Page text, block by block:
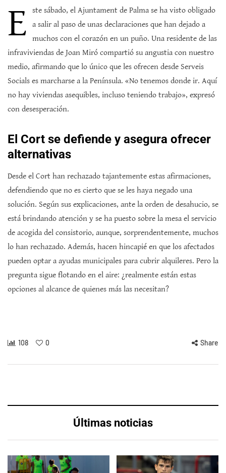
E
ste sábado, el Ajuntament de Palma se ha visto obligado
a salir al paso de unas declaraciones que han dejado a
muchos con el corazón en un puño. Una residente de las
infraviviendas de Joan Miró compartió su angustia con nuestro
medio, afirmando que lo único que les ofrecen desde Serveis
Socials es marcharse a la Península. «No tenemos donde ir. Aquí
no hay viviendas asequibles, incluso teniendo trabajo», expresó
con desesperación.
El Cort se defiende y asegura ofrecer
alternativas
Desde el Cort han rechazado tajantemente estas afirmaciones,
defendiendo que no es cierto que se les haya negado una
solución. Según sus explicaciones, ante la orden de desahucio, se
está brindando atención y se ha puesto sobre la mesa el servicio
de acogida del consistorio, aunque, sorprendentemente, muchos
lo han rechazado. Además, hacen hincapié en que los afectados
pueden optar a ayudas municipales para cubrir alquileres. Pero la
pregunta sigue flotando en el aire: ¿realmente están estas
opciones al alcance de quienes más las necesitan?
108 0 Share
Últimas noticias